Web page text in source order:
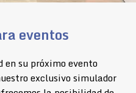
eventos
su próximo evento
exclusivo simulador